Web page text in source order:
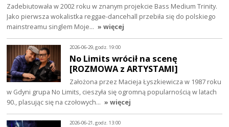
Zadebiutowała w 2002 roku w znanym projekcie Bass Medium Trinity.
Jako pierwsza wokalistka reggae-dancehall przebiła się do polskiego
mainstreamu singlem Moje… » więcej
2026-06-29, godz. 19:00
No Limits wrócił na scenę
[ROZMOWA z ARTYSTAMI]
Założona przez Macieja Łyszkiewicza w 1987 roku
w Gdyni grupa No Limits, cieszyła się ogromną popularnością w latach
90., plasując się na czołowych… » więcej
2026-06-21, godz. 13:00